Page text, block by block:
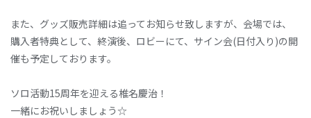
また、グッズ販売詳細は追ってお知らせ致しますが、会場では、
購入者特典として、終演後、ロビーにて、サイン会(日付入り)の開
催も予定しております。
ソロ活動15周年を迎える椎名慶治！
一緒にお祝いしましょう☆